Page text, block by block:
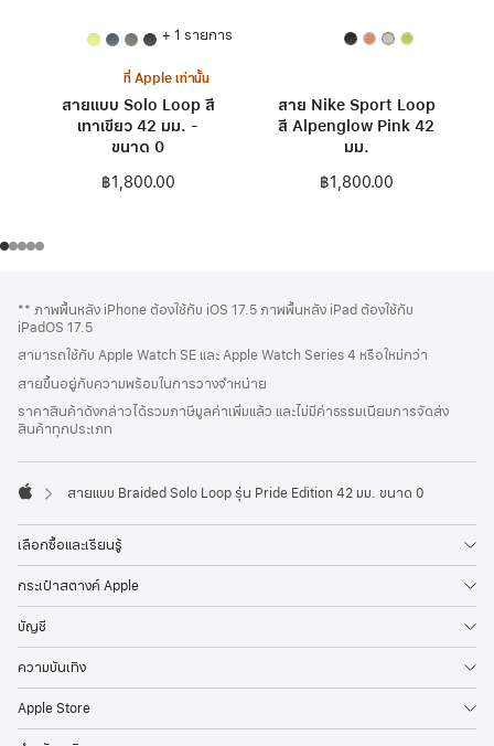
+ 1 รายการ
ที่ Apple เท่านั้น
สายแบบ Solo Loop สี
เทาเขียว 42 มม. -
ขนาด 0
฿1,800.00
สาย Nike Sport Loop
สี Alpenglow Pink 42
มม.
฿1,800.00
ท้าย
กระดาษ
เชิงอรรถ
** ภาพพื้นหลัง iPhone ต้องใช้กับ iOS 17.5 ภาพพื้นหลัง iPad ต้องใช้กับ
iPadOS 17.5
สามารถใช้กับ Apple Watch SE และ Apple Watch Series 4 หรือใหม่กว่า
สายขึ้นอยู่กับความพร้อมในการวางจำหน่าย
ราคาสินค้าดังกล่าวได้รวมภาษีมูลค่าเพิ่มแล้ว และไม่มีค่าธรรมเนียมการจัดส่ง
สินค้าทุกประเภท
สายแบบ Braided Solo Loop รุ่น Pride Edition 42 มม. ขนาด 0
เลือกซื้อและเรียนรู้
กระเป๋าสตางค์ Apple
บัญชี
ความบันเทิง
Apple Store